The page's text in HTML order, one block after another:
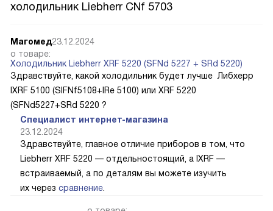
холодильник Liebherr CNf 5703
Магомед23.12.2024
о товаре:
Холодильник Liebherr XRF 5220 (SFNd 5227 + SRd 5220)
Здравствуйте, какой холодильник будет лучше Либхерр
IXRF 5100 (SIFNf5108+IRe 5100) или XRF 5220
(SFNd5227+SRd 5220 ?
Специалист интернет-магазина
23.12.2024
Здравствуйте, главное отличие приборов в том, что
Liebherr XRF 5220 — отдельностоящий, а IXRF —
встраиваемый, а по деталям вы можете изучить
их через сравнение.